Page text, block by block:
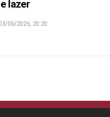
lazer
06/2026, 20:20